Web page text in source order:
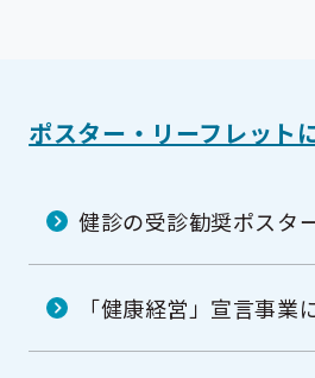
ポスター・リーフレット
健診の受診勧奨ポスタ
「健康経営」宣言事業